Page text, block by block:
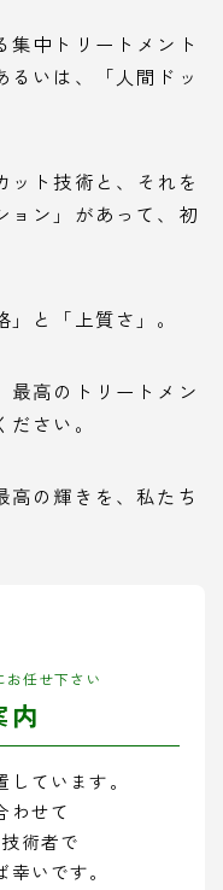
集中トリートメント
るいは、「人間ドッ
ット技術と、それを
ョン」があって、初
と「上質さ」。
最高のトリートメン
さい。
高の輝きを、私たち
お任せ下さい
内
ています。
わせて
術者で
いです。